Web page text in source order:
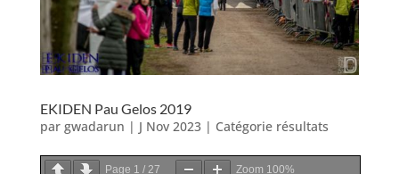
EKIDEN Pau Gelos 2019
par gwadarun | J Nov 2023| Catégorie résultats
Page 1 / 27 Zoom 100%